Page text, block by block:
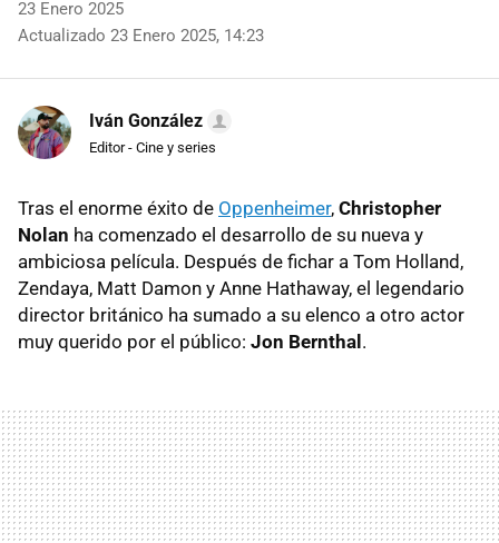
23 Enero 2025
Actualizado 23 Enero 2025, 14:23
Iván González
Editor - Cine y series
Tras el enorme éxito de Oppenheimer, Christopher
Nolan ha comenzado el desarrollo de su nueva y
ambiciosa película. Después de fichar a Tom Holland,
Zendaya, Matt Damon y Anne Hathaway, el legendario
director británico ha sumado a su elenco a otro actor
muy querido por el público: Jon Bernthal .